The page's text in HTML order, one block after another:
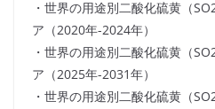
・世界の用途別二酸化硫黄（
ア（2020年-2024年）
・世界の用途別二酸化硫黄（
ア（2025年-2031年）
・世界の用途別二酸化硫黄（